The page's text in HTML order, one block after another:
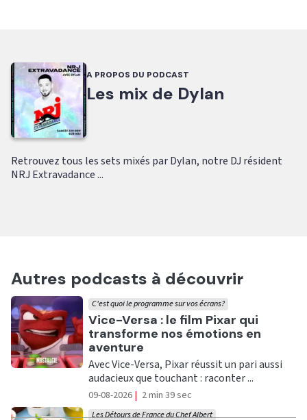
A PROPOS DU PODCAST
Les mix de Dylan
Retrouvez tous les sets mixés par Dylan, notre DJ résident
NRJ Extravadance ...
Autres podcasts à découvrir
Ecouter
Vice-Versa : le film Pixar qui
transforme nos émotions en
aventure
C'est quoi le programme sur vos écrans?
Avec Vice-Versa, Pixar réussit un pari aussi
audacieux que touchant : raconter ...
09-08-2026 | 2 min 39 sec
Les Détours de France du Chef Albert